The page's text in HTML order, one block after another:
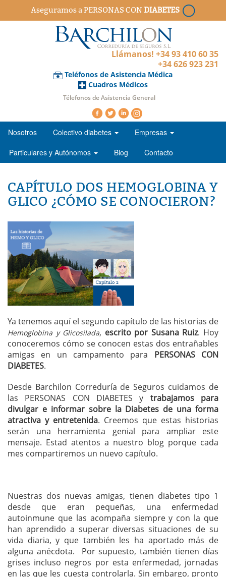
Aseguramos a PERSONAS CON DIABETES
Llámanos! +34 93 410 60 35
+34 626 923 231
Teléfonos de Asistencia Médica
Cuadros Médicos
Télefonos de Asistencia General
Nosotros Colectivo diabetes
Empresas
Particulares y Autónomos
Blog Contacto
CAPÍTULO DOS HEMOGLOBINA Y
GLICO ¿CÓMO SE CONOCIERON?
Ya tenemos aquí el segundo capítulo de las historias de
Hemoglobina y Glicosilada, escrito por Susana Ruiz. Hoy
conoceremos cómo se conocen estas dos entrañables
amigas en un campamento para PERSONAS CON
DIABETES.
Desde Barchilon Correduría de Seguros cuidamos de
las PERSONAS CON DIABETES y trabajamos para
divulgar e informar sobre la Diabetes de una forma
atractiva y entretenida. Creemos que estas historias
serán una herramienta genial para ampliar este
mensaje. Estad atentos a nuestro blog porque cada
mes compartiremos un nuevo capítulo.
Nuestras dos nuevas amigas, tienen diabetes tipo 1
desde que eran pequeñas, una enfermedad
autoinmune que las acompaña siempre y con la que
han aprendido a superar diversas situaciones de su
vida diaria, y que también les ha aportado más de
alguna anécdota. Por supuesto, también tienen días
grises incluso negros por esta enfermedad, jornadas
en las que les cuesta controlarla. Sin embargo, pronto